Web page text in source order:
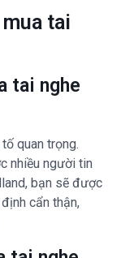
tai
tai nghe
quan trọng.
nhiều người tin
bạn sẽ được
cẩn thận,